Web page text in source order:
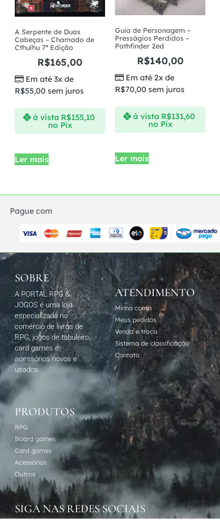
A Serpente de Duas
Cabeças – Chamado de
Cthulhu 7ª Edição
R$165,00
Em até 3x de
R$55,00 sem juros
à vista R$155,10
no Pix
Ler mais
Guia de Personagem –
Presságios Perdidos –
Pathfinder 2ed
R$140,00
Em até 2x de
R$70,00 sem juros
à vista R$131,60
no Pix
Ler mais
Pague com
SOBRE
A PORTAL RPG &
JOGOS é uma loja
especializada no
comércio de livros de
RPG, jogos de tabuleiro,
card games e
acessórios novos e
usados.
ATENDIMENTO
Minha conta
Meus pedidos
Venda e troca
Sistema de classificação
Contato
PRODUTOS
RPG
Board games
Card games
Acessórios
Outros
SIGA NAS REDES SOCIAIS